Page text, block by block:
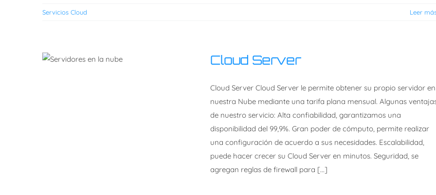
información en la
Servicios Cloud Leer
Cloud Server
Cloud Server Cloud Server le permite obtener su propio servidor en
nuestra Nube mediante una tarifa plana mensual. Algunas
de nuestro servicio: Alta confiabilidad, garantizamos una
disponibilidad del 99,9%. Gran poder de cómputo, permite realizar
una configuración de acuerdo a sus necesidades. Escalabilidad,
puede hacer crecer su Cloud Server en minutos. Seguridad, se
agregan reglas de firewall para [...]